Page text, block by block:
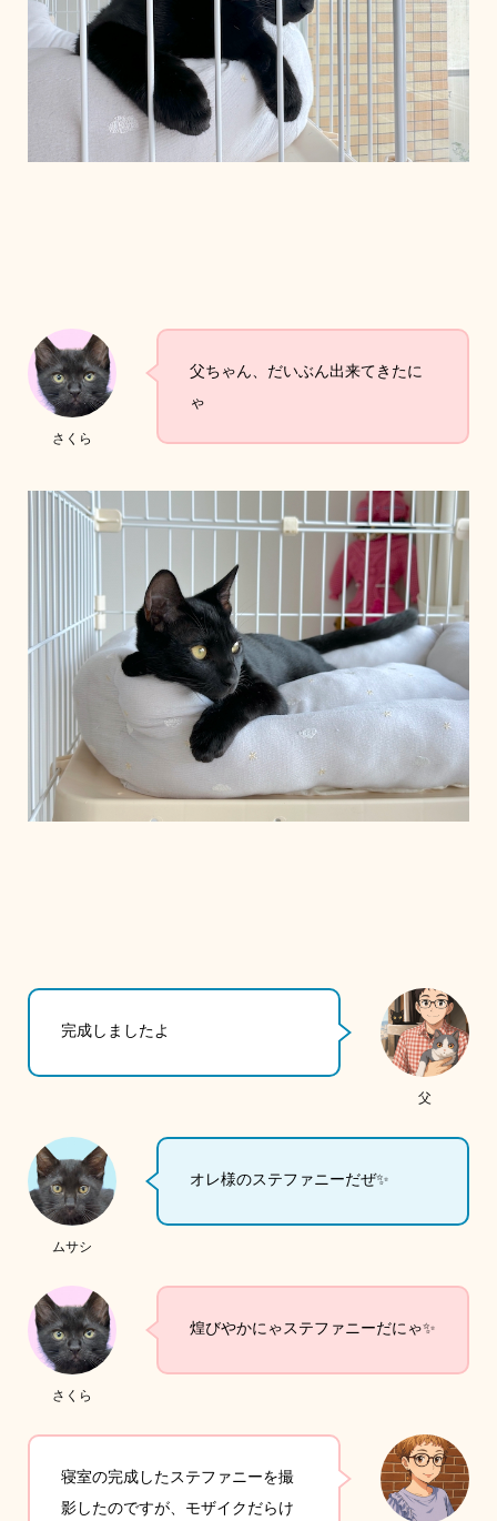
さくら
父ちゃん、だいぶん出来てきたに
ゃ
父
完成しましたよ
ムサシ
オレ様のステファニーだぜ✨
さくら
煌びやかにゃステファニーだにゃ✨
寝室の完成したステファニーを撮
影したのですが、モザイクだらけ